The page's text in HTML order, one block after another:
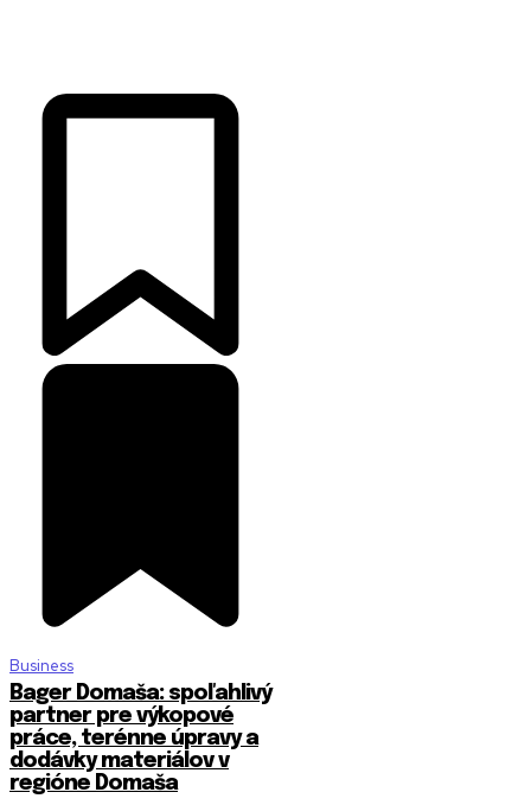
Business
Bager Domaša: spoľahlivý
partner pre výkopové
práce, terénne úpravy a
dodávky materiálov v
regióne Domaša